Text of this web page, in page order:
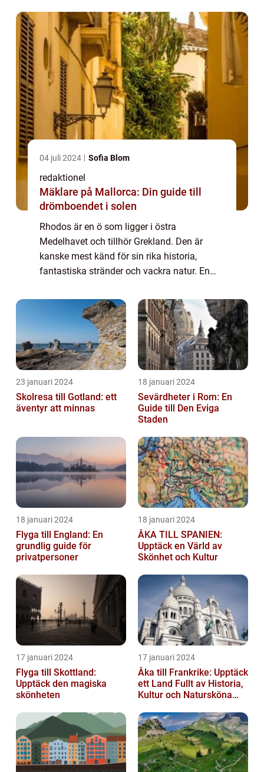
gång. I de...
04 juli 2024 Sofia Blom
redaktionel
Mäklare på Mallorca: Din guide till
drömboendet i solen
Rhodos är en ö som ligger i östra
Medelhavet och tillhör Grekland. Den är
kanske mest känd för sin rika historia,
fantastiska stränder och vackra natur. En
vill uppleva sol, bad och kultur på samma
gång. I de...
23 januari 2024
Skolresa till Gotland: ett
äventyr att minnas
18 januari 2024
Sevärdheter i Rom: En
Guide till Den Eviga
Staden
18 januari 2024
Flyga till England: En
grundlig guide för
privatpersoner
18 januari 2024
ÅKA TILL SPANIEN:
Upptäck en Värld av
Skönhet och Kultur
17 januari 2024
Flyga till Skottland:
Upptäck den magiska
skönheten
17 januari 2024
Åka till Frankrike: Upptäck
ett Land Fullt av Historia,
Kultur och Natursköna